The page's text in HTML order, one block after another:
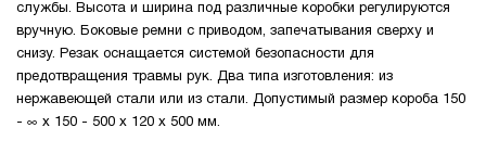
службы. Высота и ширина под различные коробки регулируются
вручную. Боковые ремни с приводом, запечатывания сверху и
снизу. Резак оснащается системой безопасности для
предотвращения травмы рук. Два типа изготовления: из
нержавеющей стали или из стали. Допустимый размер короба 150
- ∞ х 150 - 500 х 120 х 500 мм.